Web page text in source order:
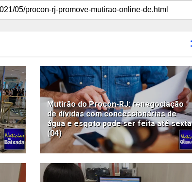
Mutirão do Procon-RJ: renegociação
de dívidas com concessionárias de
água e esgoto pode ser feita até sexta
(04)